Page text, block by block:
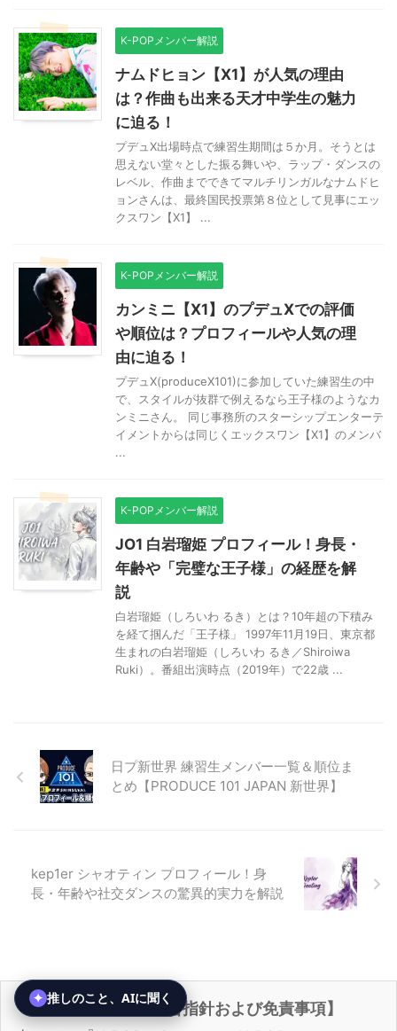
K-POPメンバー解説
ナムドヒョン【X1】が人気の理由
は？作曲も出来る天才中学生の魅力
に迫る！
プデュX出場時点で練習生期間は５か月。そうとは
思えない堂々とした振る舞いや、ラップ・ダンスの
レベル、作曲までできてマルチリンガルなナムドヒ
ョンさんは、最終国民投票第８位として見事にエッ
クスワン【X1】 ...
K-POPメンバー解説
カンミニ【X1】のプデュXでの評価
や順位は？プロフィールや人気の理
由に迫る！
プデュX(produceX101)に参加していた練習生の中
で、スタイルが抜群で例えるなら王子様のようなカ
ンミニさん。 同じ事務所のスターシップエンターテ
イメントからは同じくエックスワン【X1】のメンバ
...
K-POPメンバー解説
JO1 白岩瑠姫 プロフィール！身長・
年齢や「完璧な王子様」の経歴を解
説
白岩瑠姫（しろいわ るき）とは？10年超の下積み
を経て掴んだ「王子様」 1997年11月19日、東京都
生まれの白岩瑠姫（しろいわ るき／Shiroiwa
Ruki）。番組出演時点（2019年）で22歳 ...
日プ新世界 練習生メンバー一覧＆順位ま
とめ【PRODUCE 101 JAPAN 新世界】
kep1er シャオティン プロフィール！身
長・年齢や社交ダンスの驚異的実力を解説
【当サイトの運営指針および免責事項】